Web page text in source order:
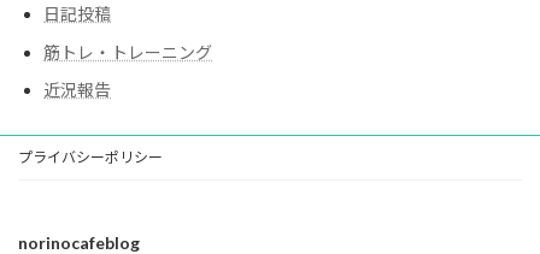
日記投稿
筋トレ・トレーニング
近況報告
プライバシーポリシー
norinocafeblog